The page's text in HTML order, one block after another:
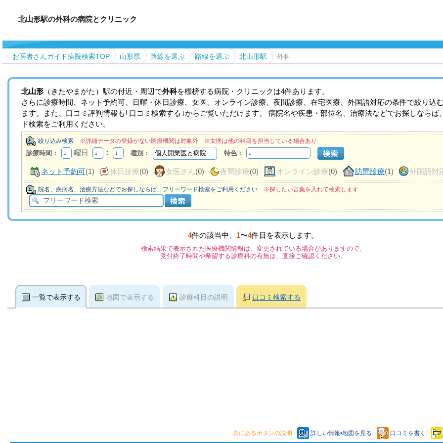
北山形駅の外科の病院とクリニック
お医者さんガイド病院検索TOP 山形県 路線を選ぶ 路線を選ぶ 北山形駅 外科
北山形 （きたやまがた）駅の付近・周辺で外科を標榜する病院・クリニックは4件あります。
さらに診療時間、ネット予約可、日曜・休日診療、女医、オンライン診療、夜間診療、在宅医療、外国語対応の条件で絞り込
ます。また、口コミ評判情報も｢口コミ検索する｣からご覧いただけます。 病院名や疾患・部位名、治療法などでお探しならば
ド検索をご利用ください。
絞り込み検索 ※詳細データの登録がない医療機関は対象外 ※女医は他の科目を担当している場合あり
診療時間： 曜日 ： 種別： 特色：
ネット予約可(1) 休日診療(0) 女医さん(0) 夜間診療(0) オンライン診療(0) 訪問診療(1) 外国語対
院名、疾病名、治療方法などでお探しならば、フリーワード検索をご利用ください ※探したい言葉を入れて検索します
4件の該当中、 1〜4件目を表示します。
検索結果で表示された医療機関情報は、変更されている場合がありますので、
受付終了時間や希望する診療科の有無は、直接ご確認ください。
一覧で表示する 地図で表示する 診療科目の説明 口コミ検索する
表にあるボタンの説明 詳しい情報•地図を見る 口コミを書く